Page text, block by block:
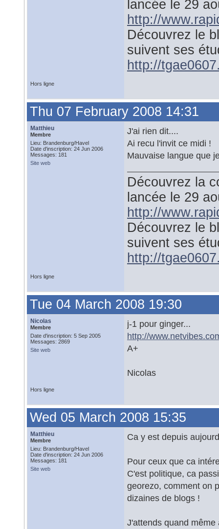
lancée le 29
http://
Découvrez le
suivent ses
http://
Hors ligne
Thu 07 February 2008 14:31
Matthieu
Membre
Lieu: Brandenburg/Havel
Date d'inscription: 24 Jun 2006
Messages: 181
Site web
J'ai rien dit....
Ai recu l'invit ce midi !
Mauvaise langue que
Découvrez la
lancée le 29
http://
Découvrez le
suivent ses
http://
Hors ligne
Tue 04 March 2008 19:30
Nicolas
Membre
Date d'inscription: 5 Sep 2005
Messages: 2869
Site web
j-1 pour ginger...
http://
A+
Nicolas
Hors ligne
Wed 05 March 2008 15:35
Matthieu
Membre
Lieu: Brandenburg/Havel
Date d'inscription: 24 Jun 2006
Messages: 181
Site web
Ca y est depuis
Pour ceux que ca
C'est politique, ca
georezo, comment on
dizaines de blogs !
J'attends quand